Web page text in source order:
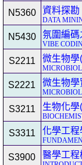
N5360 資料探勘
DATA
N5430 氛圍編
VIBE
S2211 微生物學
S2221 微生物學
S3211 生物化學
S3311 化學工程
S3900 醫學工程